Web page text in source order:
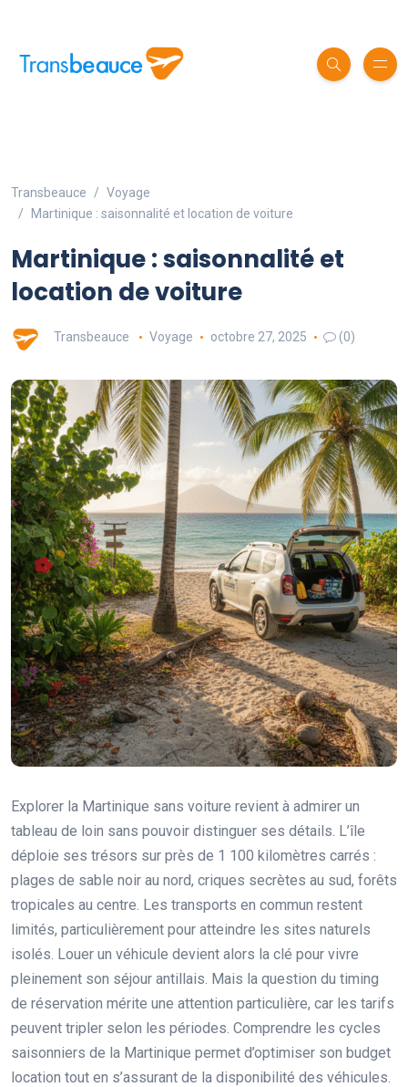
Transbeauce
Voyage
Martinique : saisonnalité et location de voiture
Martinique : saisonnalité et
location de voiture
Transbeauce Voyage octobre 27, 2025 (0)
Explorer la Martinique sans voiture revient à admirer un
tableau de loin sans pouvoir distinguer ses détails. L’île
déploie ses trésors sur près de 1 100 kilomètres carrés :
plages de sable noir au nord, criques secrètes au sud, forêts
tropicales au centre. Les transports en commun restent
limités, particulièrement pour atteindre les sites naturels
isolés. Louer un véhicule devient alors la clé pour vivre
pleinement son séjour antillais. Mais la question du timing
de réservation mérite une attention particulière, car les tarifs
peuvent tripler selon les périodes. Comprendre les cycles
saisonniers de la Martinique permet d’optimiser son budget
location tout en s’assurant de la disponibilité des véhicules.